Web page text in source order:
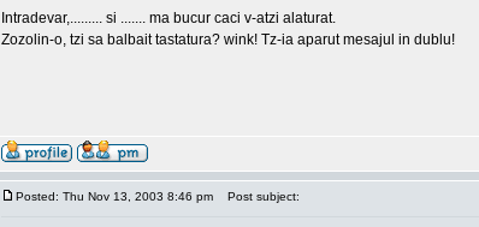
Intradevar,......... si ....... ma bucur caci v-atzi alaturat.
Zozolin-o, tzi sa balbait tastatura? wink! Tz-ia aparut mesajul in dublu!
Posted: Thu Nov 13, 2003 8:46 pm Post subject: